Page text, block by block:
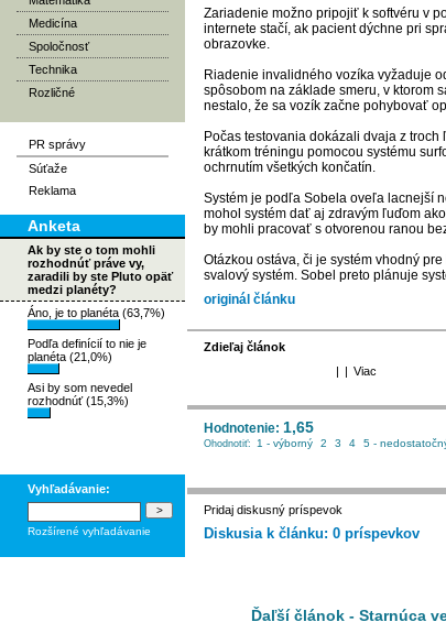
Medicína
Spoločnosť
Technika
Rozličné
PR správy
Súťaže
Reklama
Anketa
Ak by ste o tom mohli
rozhodnúť práve vy,
zaradili by ste Pluto opäť
medzi planéty?
Áno, je to planéta (63,7%)
Podľa definícií to nie je
planéta (21,0%)
Asi by som nevedel
rozhodnúť (15,3%)
Vyhľadávanie:
Rozšírené vyhľadávanie
Zariadenie možno pripojiť k softvéru v
internete stačí, ak pacient dýchne pri
obrazovke.
Riadenie invalidného vozíka vyžaduje
spôsobom na základe smeru, v ktorom
nestalo, že sa vozík začne pohybovať
Počas testovania dokázali dvaja z
krátkom tréningu pomocou systému
ochrnutím všetkých končatín.
Systém je podľa Sobela oveľa lacnejší
mohol systém dať aj zdravým ľuďom
by mohli pracovať s otvorenou ranou
Otázkou ostáva, či je systém vhodný
svalový systém. Sobel preto plánuje
originál článku
Zdieľaj článok
| | Viac
Hodnotenie: 1,65
Ohodnotiť: 1 - výborný 2 3 4 5 -
Pridaj diskusný príspevok
Diskusia k článku: 0 príspevkov
Ďaľší článok - Starnúca